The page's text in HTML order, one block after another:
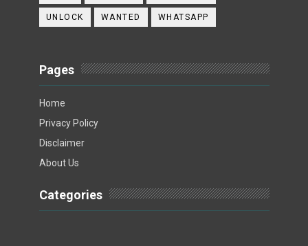
UNLOCK WANTED WHATSAPP
Pages
Home
Privacy Policy
Disclaimer
About Us
Categories